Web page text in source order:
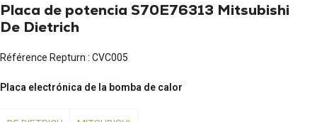
Placa de potencia S70E76313 Mitsubishi
De Dietrich
Référence Repturn : CVC005
Placa electrónica de la bomba de calor